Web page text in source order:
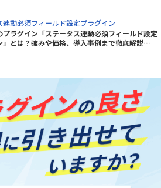
連動必須フィールド設定プラグイン
ラグイン「ステータス連動必須フィールド設定
」とは？強みや価格、導入事例まで徹底解説